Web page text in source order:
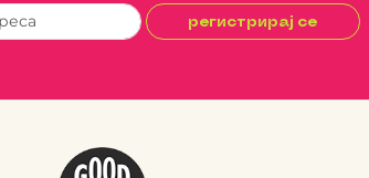
регистрирај се